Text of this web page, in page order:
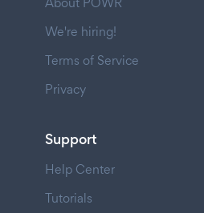
We're hiring!
Terms of Service
Privacy
Support
Help Center
Tutorials